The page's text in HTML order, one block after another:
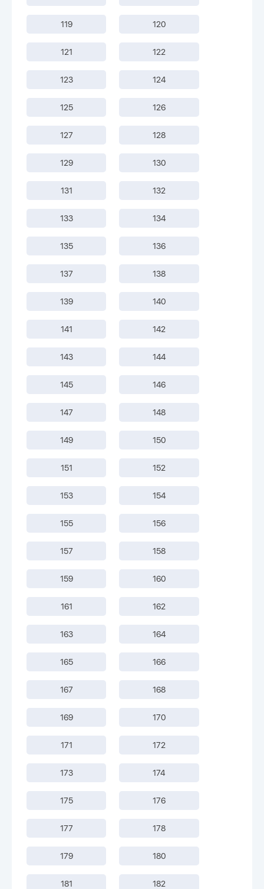
119 120
121 122
123 124
125 126
127 128
129 130
131 132
133 134
135 136
137 138
139 140
141 142
143 144
145 146
147 148
149 150
151 152
153 154
155 156
157 158
159 160
161 162
163 164
165 166
167 168
169 170
171 172
173 174
175 176
177 178
179 180
181 182